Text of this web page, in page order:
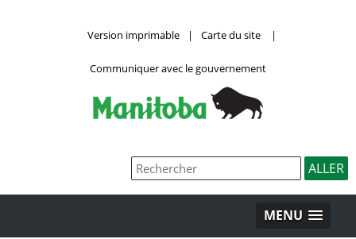
Version imprimable | Carte du site |
Communiquer avec le gouvernement
MENU